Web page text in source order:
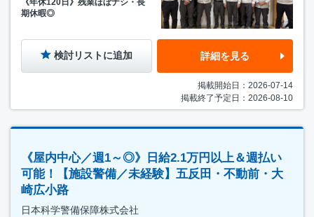
期休暇◎
検討リストに追加 詳細を見る
掲載開始日：2026-07-14
掲載終了予定日：2026-08-10
《屋内中心／週1～◎》日給2.1万円以上＆週払い
可能！【施設警備／未経験】五反田・不動前・大
崎広小路
日本科学警備保障株式会社